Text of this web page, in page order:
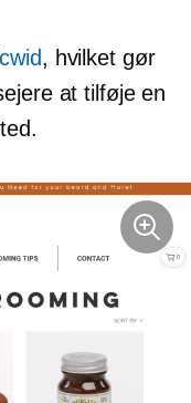
, hvilket gør
at tilføje en